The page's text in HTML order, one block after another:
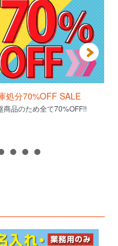
処分70%OFF SALE
商品のため全て70%OFF!!